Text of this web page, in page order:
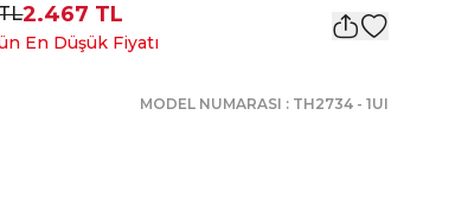
2.467 TL
En Düşük Fiyatı
MODEL NUMARASI : TH2734- 1UI